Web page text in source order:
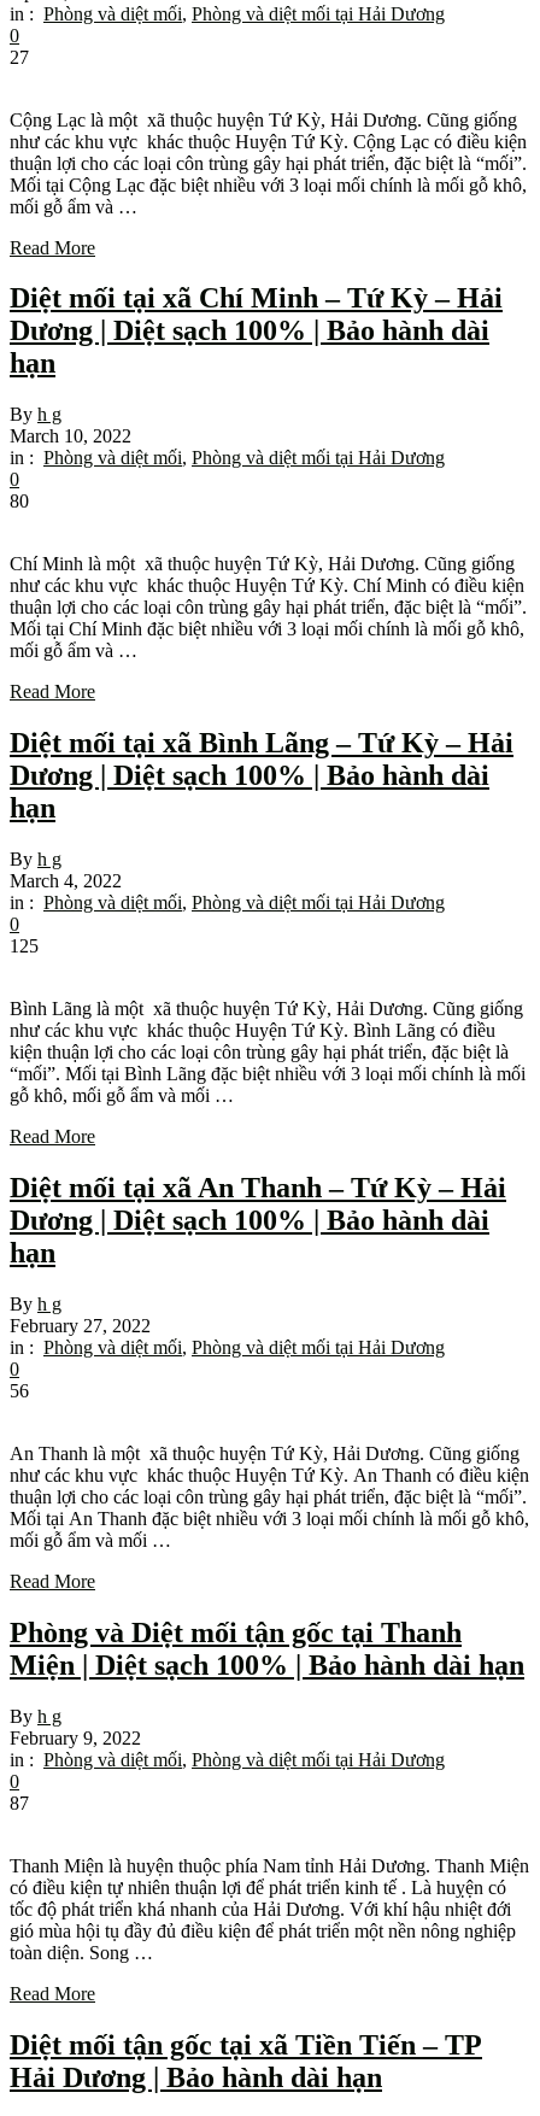
in : Phòng và diệt mối, Phòng và diệt mối tại Hải Dương
0
27
Cộng Lạc là một xã thuộc huyện Tứ Kỳ, Hải Dương. Cũng giống
như các khu vực khác thuộc Huyện Tứ Kỳ. Cộng Lạc có điều kiện
thuận lợi cho các loại côn trùng gây hại phát triển, đặc biệt là “mối”.
Mối tại Cộng Lạc đặc biệt nhiều với 3 loại mối chính là mối gỗ khô,
mối gỗ ẩm và …
Read More
Diệt mối tại xã Chí Minh – Tứ Kỳ – Hải
Dương | Diệt sạch 100% | Bảo hành dài
hạn
By h g
March 10, 2022
in : Phòng và diệt mối, Phòng và diệt mối tại Hải Dương
0
80
Chí Minh là một xã thuộc huyện Tứ Kỳ, Hải Dương. Cũng giống
như các khu vực khác thuộc Huyện Tứ Kỳ. Chí Minh có điều kiện
thuận lợi cho các loại côn trùng gây hại phát triển, đặc biệt là “mối”.
Mối tại Chí Minh đặc biệt nhiều với 3 loại mối chính là mối gỗ khô,
mối gỗ ẩm và …
Read More
Diệt mối tại xã Bình Lãng – Tứ Kỳ – Hải
Dương | Diệt sạch 100% | Bảo hành dài
hạn
By h g
March 4, 2022
in : Phòng và diệt mối, Phòng và diệt mối tại Hải Dương
0
125
Bình Lãng là một xã thuộc huyện Tứ Kỳ, Hải Dương. Cũng giống
như các khu vực khác thuộc Huyện Tứ Kỳ. Bình Lãng có điều
kiện thuận lợi cho các loại côn trùng gây hại phát triển, đặc biệt là
“mối”. Mối tại Bình Lãng đặc biệt nhiều với 3 loại mối chính là mối
gỗ khô, mối gỗ ẩm và mối …
Read More
Diệt mối tại xã An Thanh – Tứ Kỳ – Hải
Dương | Diệt sạch 100% | Bảo hành dài
hạn
By h g
February 27, 2022
in : Phòng và diệt mối, Phòng và diệt mối tại Hải Dương
0
56
An Thanh là một xã thuộc huyện Tứ Kỳ, Hải Dương. Cũng giống
như các khu vực khác thuộc Huyện Tứ Kỳ. An Thanh có điều kiện
thuận lợi cho các loại côn trùng gây hại phát triển, đặc biệt là “mối”.
Mối tại An Thanh đặc biệt nhiều với 3 loại mối chính là mối gỗ khô,
mối gỗ ẩm và mối …
Read More
Phòng và Diệt mối tận gốc tại Thanh
Miện | Diệt sạch 100% | Bảo hành dài hạn
By h g
February 9, 2022
in : Phòng và diệt mối, Phòng và diệt mối tại Hải Dương
0
87
Thanh Miện là huyện thuộc phía Nam tỉnh Hải Dương. Thanh Miện
có điều kiện tự nhiên thuận lợi để phát triển kinh tế . Là huỵện có
tốc độ phát triển khá nhanh của Hải Dương. Với khí hậu nhiệt đới
gió mùa hội tụ đầy đủ điều kiện để phát triển một nền nông nghiệp
toàn diện. Song …
Read More
Diệt mối tận gốc tại xã Tiền Tiến – TP
Hải Dương | Bảo hành dài hạn